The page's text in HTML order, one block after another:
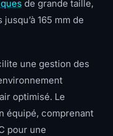
de grande taille,
165 mm de
une gestion des
optimisé. Le
équipé, comprenant
pour une